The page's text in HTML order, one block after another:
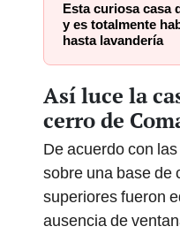
Esta curiosa casa
y es totalmente
hasta lavandería
Así luce la
cerro de
De acuerdo con
sobre una base de
superiores fueron
ausencia de